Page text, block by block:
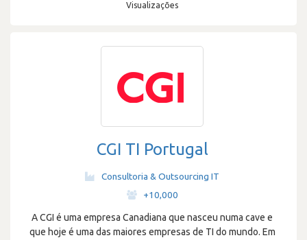
Visualizações
CGI TI Portugal
Consultoria & Outsourcing IT
+10,000
A CGI é uma empresa Canadiana que nasceu numa cave e
que hoje é uma das maiores empresas de TI do mundo. Em